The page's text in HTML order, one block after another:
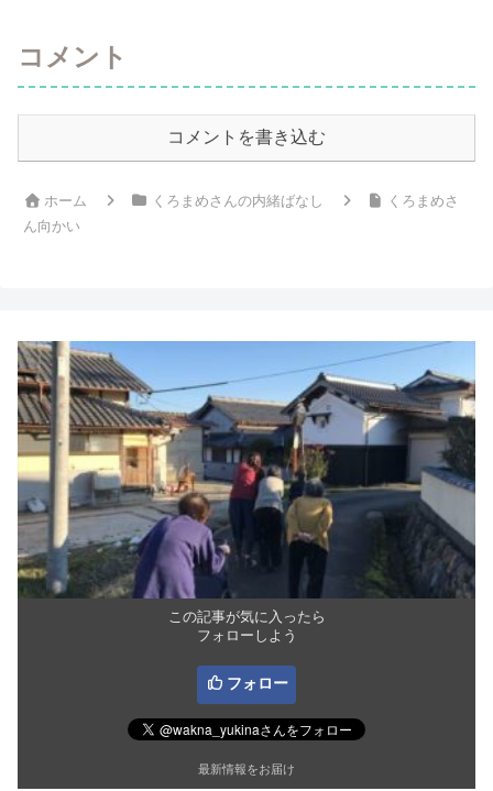
コメント
コメントを書き込む
ホーム くろまめさんの内緒ばなし
くろまめさ
ん向かい
この記事が気に入ったら
フォローしよう
フォロー
最新情報をお届け